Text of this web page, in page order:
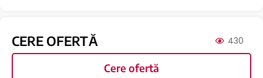
CERE OFERTĂ 430
Cere ofertă